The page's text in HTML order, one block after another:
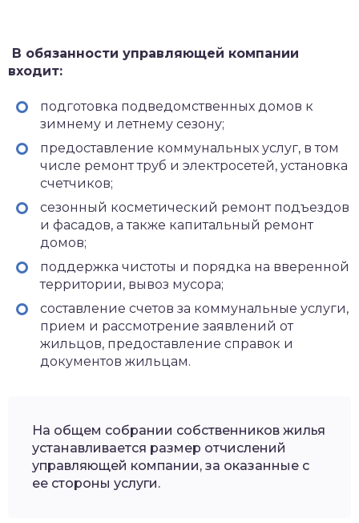
В обязанности управляющей компании
входит:
подготовка подведомственных домов к
зимнему и летнему сезону;
предоставление коммунальных услуг, в том
числе ремонт труб и электросетей, установка
счетчиков;
сезонный косметический ремонт подъездов
и фасадов, а также капитальный ремонт
домов;
поддержка чистоты и порядка на вверенной
территории, вывоз мусора;
составление счетов за коммунальные услуги,
прием и рассмотрение заявлений от
жильцов, предоставление справок и
документов жильцам.
На общем собрании собственников жилья
устанавливается размер отчислений
управляющей компании, за оказанные с
ее стороны услуги.